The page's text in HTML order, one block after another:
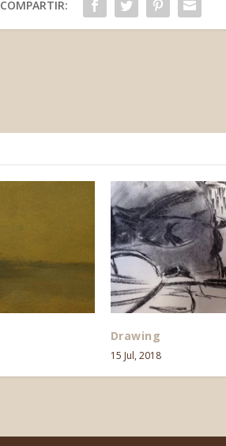
COMPARTIR:
Drawing
15 Jul, 2018